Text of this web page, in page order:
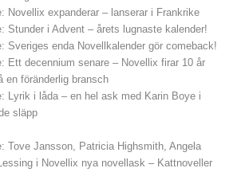
Novellix expanderar – lanserar i Frankrike
Stunder i Advent – årets lugnaste kalender!
Sveriges enda Novellkalender gör comeback!
Ett decennium senare – Novellix firar 10 år
en föränderlig bransch
Lyrik i låda – en hel ask med Karin Boye i
släpp
Tove Jansson, Patricia Highsmith, Angela
i Novellix nya novellask – Kattnoveller